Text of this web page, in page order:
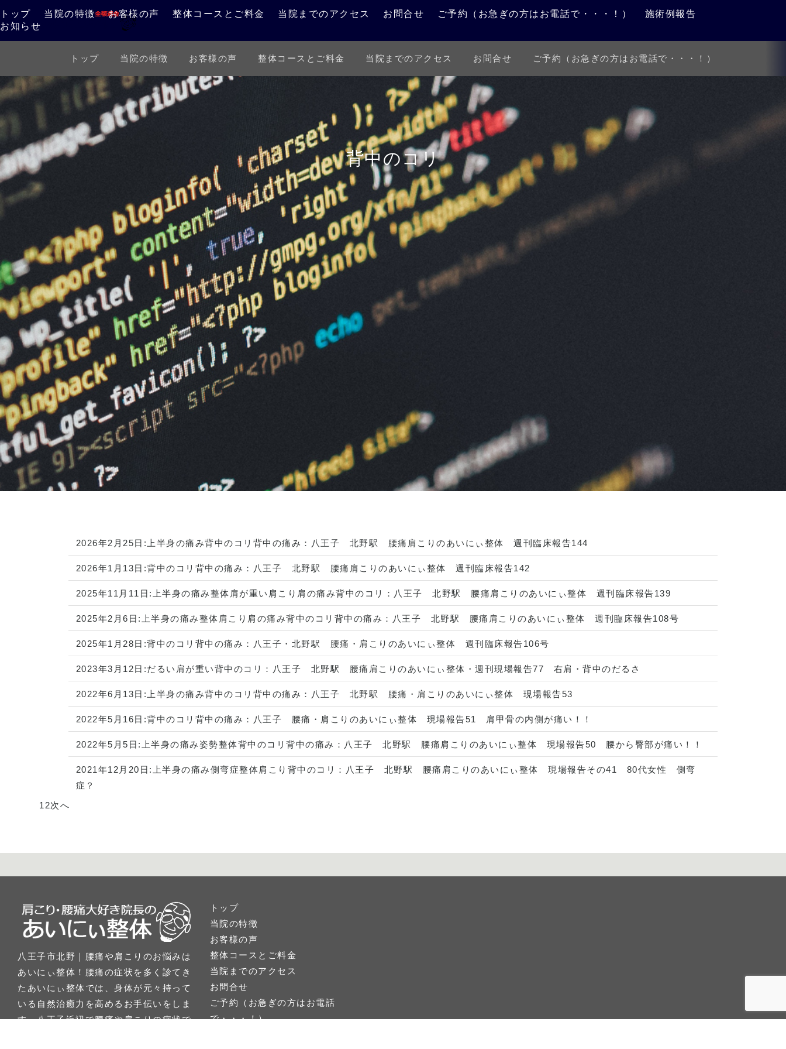
トップ 当院の特徴 お客様の声 整体コースとご料金 当院までのアクセス お問合せ ご予約（お急ぎの方はお電話で・・・！）
施術例報告
お知らせ
トップ 当院の特徴 お客様の声 整体コースとご料金 当院までのアクセス お問合せ ご予約（お急ぎの方はお電話で・・・！）
お知らせ
背中のコリ
2026年2月25日: 上半身の痛み背中のコリ 背中の痛み ： 八王子 北野駅 腰痛肩こりのあいにぃ整体 週刊臨床報告144
2026年1月13日:背中のコリ 背中の痛み ： 八王子 北野駅 腰痛肩こりのあいにぃ整体 週刊臨床報告142
2025年11月11日: 上半身の痛み整体 肩が重い 肩こり 肩の痛み背中のコリ ： 八王子 北野駅 腰痛肩こりのあいにぃ整体 週刊臨床報告139
2025年2月6日: 上半身の痛み整体 肩こり 肩の痛み背中のコリ 背中の痛み ： 八王子 北野駅 腰痛肩こりのあいにぃ整体 週刊臨床報告108号
2025年1月28日:背中のコリ 背中の痛み ： 八王子・北野駅 腰痛・肩こりのあいにぃ整体 週刊臨床報告106号
2023年3月12日:だるい 肩が重い背中のコリ ： 八王子 北野駅 腰痛肩こりのあいにぃ整体・週刊現場報告77 右肩・背中のだるさ
2022年6月13日: 上半身の痛み背中のコリ 背中の痛み ： 八王子 北野駅 腰痛・肩こりのあいにぃ整体 現場報告53
2022年5月16日:背中のコリ 背中の痛み ： 八王子 腰痛・肩こりのあいにぃ整体 現場報告51 肩甲骨の内側が痛い！！
2022年5月5日: 上半身の痛み姿勢整体背中のコリ 背中の痛み ： 八王子 北野駅 腰痛肩こりのあいにぃ整体 現場報告50 腰から臀部が痛い！！
2021年12月20日: 上半身の痛み側弯症整体肩こり 背中のコリ ： 八王子 北野駅 腰痛肩こりのあいにぃ整体 現場報告その41 80代女性 側弯
症？
12次へ
八王子市北野｜腰痛や肩こりのお悩みは
あいにぃ整体！腰痛の症状を多く診てき
たあいにぃ整体では、身体が元々持って
いる自然治癒力を高めるお手伝いをしま
す。八王子近辺で腰痛や肩こりの症状で
トップ
当院の特徴
お客様の声
整体コースとご料金
当院までのアクセス
お問合せ
ご予約（お急ぎの方はお電話
で・・・！）